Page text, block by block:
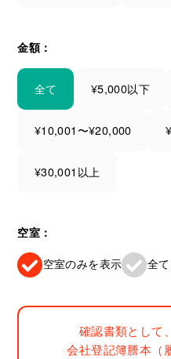
金額：
全て ¥5,000以下
¥10,001〜¥20,000
¥30,001以上
空室：
空室のみを表示 全
確認書類として
会社登記簿謄本（